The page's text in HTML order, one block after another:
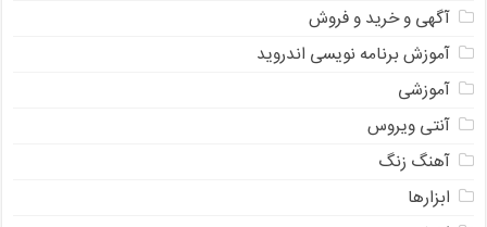
آگهی و خرید و فروش
آموزش برنامه نویسی اندروید
آموزشی
آنتی ویروس
آهنگ زنگ
ابزارها